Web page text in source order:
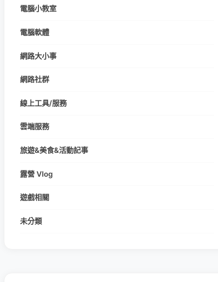
電腦小教室
電腦軟體
網路大小事
網路社群
線上工具/服務
雲端服務
旅遊&美食&活動記事
露營 Vlog
遊戲相關
未分類